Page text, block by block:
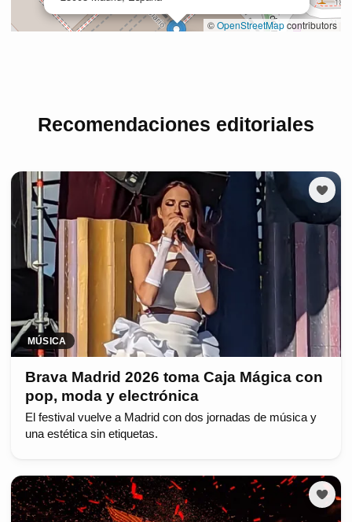
Recomendaciones editoriales
MÚSICA
Brava Madrid 2026 toma Caja Mágica con
pop, moda y electrónica
El festival vuelve a Madrid con dos jornadas de música y
una estética sin etiquetas.